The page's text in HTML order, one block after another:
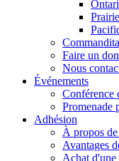
Prairie
Faire un don
Nous
Événements
Conférence
Promenade
Adhésion
À propos
Avantages
Achat d'une